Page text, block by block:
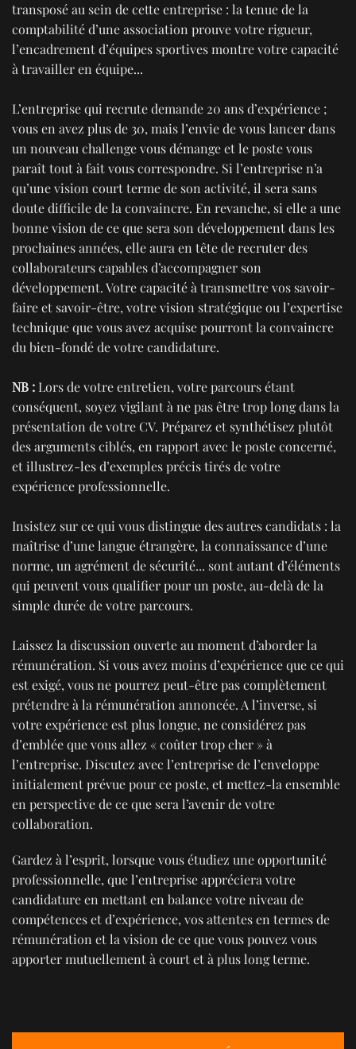
transposé au sein de cette entreprise : la tenue de la
comptabilité d’une association prouve votre rigueur,
l’encadrement d’équipes sportives montre votre capacité
à travailler en équipe...
L’entreprise qui recrute demande 20 ans d’expérience ;
vous en avez plus de 30, mais l’envie de vous lancer dans
un nouveau challenge vous démange et le poste vous
paraît tout à fait vous correspondre. Si l’entreprise n’a
qu’une vision court terme de son activité, il sera sans
doute difficile de la convaincre. En revanche, si elle a une
bonne vision de ce que sera son développement dans les
prochaines années, elle aura en tête de recruter des
collaborateurs capables d’accompagner son
développement. Votre capacité à transmettre vos savoir-
faire et savoir-être, votre vision stratégique ou l’expertise
technique que vous avez acquise pourront la convaincre
du bien-fondé de votre candidature.
NB : Lors de votre entretien, votre parcours étant
conséquent, soyez vigilant à ne pas être trop long dans la
présentation de votre CV. Préparez et synthétisez plutôt
des arguments ciblés, en rapport avec le poste concerné,
et illustrez-les d’exemples précis tirés de votre
expérience professionnelle.
Insistez sur ce qui vous distingue des autres candidats : la
maîtrise d’une langue étrangère, la connaissance d’une
norme, un agrément de sécurité... sont autant d’éléments
qui peuvent vous qualifier pour un poste, au-delà de la
simple durée de votre parcours.
Laissez la discussion ouverte au moment d’aborder la
rémunération. Si vous avez moins d’expérience que ce qui
est exigé, vous ne pourrez peut-être pas complètement
prétendre à la rémunération annoncée. A l’inverse, si
votre expérience est plus longue, ne considérez pas
d’emblée que vous allez « coûter trop cher » à
l’entreprise. Discutez avec l’entreprise de l’enveloppe
initialement prévue pour ce poste, et mettez-la ensemble
en perspective de ce que sera l’avenir de votre
collaboration.
Gardez à l’esprit, lorsque vous étudiez une opportunité
professionnelle, que l’entreprise appréciera votre
candidature en mettant en balance votre niveau de
compétences et d’expérience, vos attentes en termes de
rémunération et la vision de ce que vous pouvez vous
apporter mutuellement à court et à plus long terme.